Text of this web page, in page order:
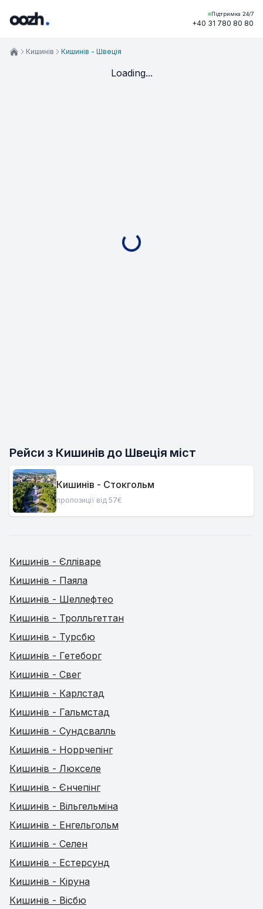
Підтримка 24/7
+40 31 780 80 80
Кишинів Кишинів - Швеція
Loading...
Рейси з Кишинів до Швеція міст
Кишинів - Стокгольм
пропозиції від 57€
Кишинів - Єлліваре
Кишинів - Паяла
Кишинів - Шеллефтео
Кишинів - Тролльгеттан
Кишинів - Турсбю
Кишинів - Гетеборг
Кишинів - Свег
Кишинів - Карлстад
Кишинів - Гальмстад
Кишинів - Сундсвалль
Кишинів - Норрчепінг
Кишинів - Люкселе
Кишинів - Єнчепінг
Кишинів - Вільгельміна
Кишинів - Енгельгольм
Кишинів - Селен
Кишинів - Естерсунд
Кишинів - Кіруна
Кишинів - Вісбю